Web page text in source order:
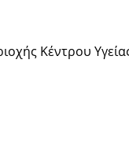
Κέντρου